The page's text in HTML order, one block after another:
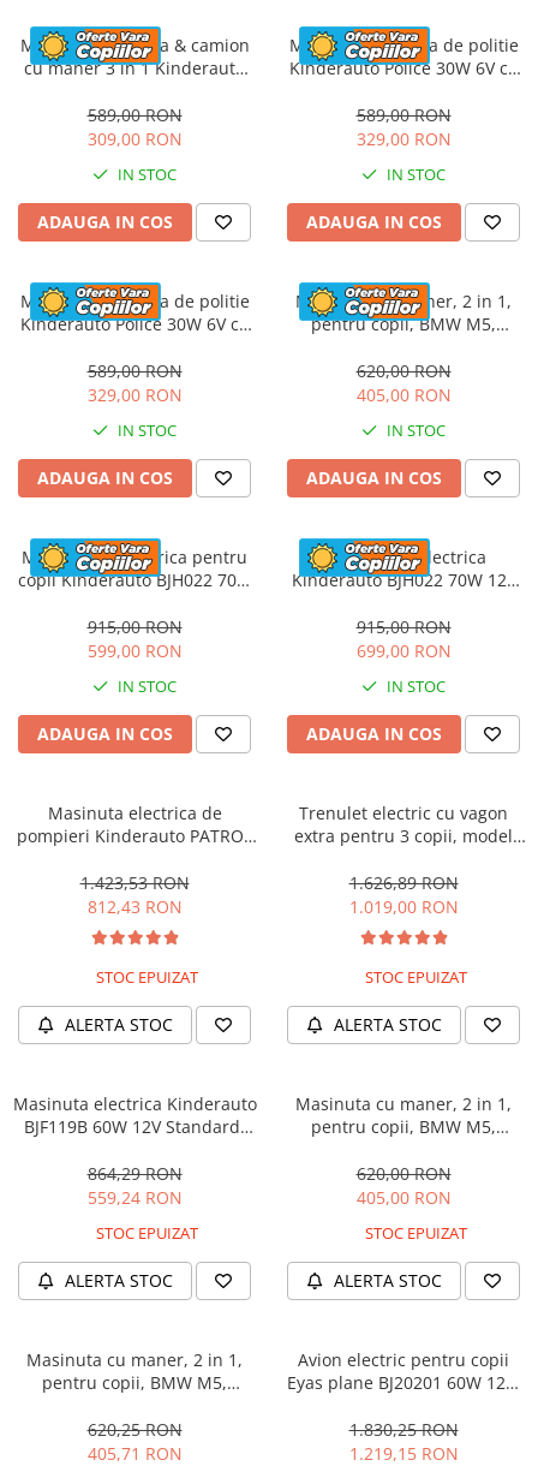
Masinuta electrica & camion
cu maner 3 in 1 Kinderauto
tapitat, music player
589,00 RON
309,00 RON
IN STOC
ADAUGA IN COS
Masinuta electrica de politie
Kinderauto Police 30W 6V cu
bluetooth, culoare Alb
589,00 RON
329,00 RON
IN STOC
ADAUGA IN COS
Masinuta electrica de politie
Kinderauto Police 30W 6V cu
bluetooth, culoare Rosu
589,00 RON
329,00 RON
IN STOC
ADAUGA IN COS
Masinuta cu maner, 2 in 1,
pentru copii, BMW M5,
620,00 RON
405,00 RON
IN STOC
ADAUGA IN COS
Motocicleta electrica pentru
copii Kinderauto BJH022 70W
915,00 RON
599,00 RON
IN STOC
ADAUGA IN COS
Motocicleta electrica
Kinderauto BJH022 70W 12V
culoare Rosie
915,00 RON
699,00 RON
IN STOC
ADAUGA IN COS
Masinuta electrica de
pompieri Kinderauto PATROL
1.423,53 RON
812,43 RON
STOC EPUIZAT
ALERTA STOC
Trenulet electric cu vagon
extra pentru 3 copii, model
music player, albastru
1.626,89 RON
1.019,00 RON
STOC EPUIZAT
ALERTA STOC
Masinuta electrica Kinderauto
BJF119B 60W 12V Standard,
864,29 RON
559,24 RON
STOC EPUIZAT
ALERTA STOC
Masinuta cu maner, 2 in 1,
pentru copii, BMW M5,
620,00 RON
405,00 RON
STOC EPUIZAT
ALERTA STOC
Masinuta cu maner, 2 in 1,
pentru copii, BMW M5,
620,25 RON
405,71 RON
Avion electric pentru copii
Eyas plane BJ20201 60W 12V,
1.830,25 RON
1.219,15 RON